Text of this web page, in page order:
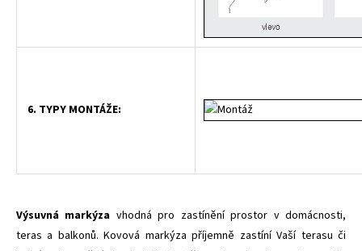
6. TYPY MONTÁŽE:
Výsuvná markýza vhodná pro zastínění prostor v domácnosti,
teras a balkonů. Kovová markýza příjemně zastíní Vaší terasu či